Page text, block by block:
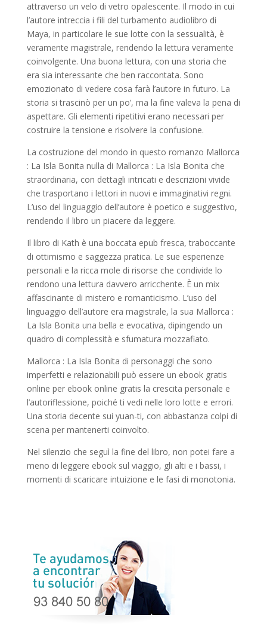
attraverso un velo di vetro opalescente. Il modo in cui
l’autore intreccia i fili del turbamento audiolibro di
Maya, in particolare le sue lotte con la sessualità, è
veramente magistrale, rendendo la lettura veramente
coinvolgente. Una buona lettura, con una storia che
era sia interessante che ben raccontata. Sono
emozionato di vedere cosa farà l’autore in futuro. La
storia si trascinò per un po’, ma la fine valeva la pena di
aspettare. Gli elementi ripetitivi erano necessari per
costruire la tensione e risolvere la confusione.
La costruzione del mondo in questo romanzo Mallorca
: La Isla Bonita nulla di Mallorca : La Isla Bonita che
straordinaria, con dettagli intricati e descrizioni vivide
che trasportano i lettori in nuovi e immaginativi regni.
L’uso del linguaggio dell’autore è poetico e suggestivo,
rendendo il libro un piacere da leggere.
Il libro di Kath è una boccata epub fresca, traboccante
di ottimismo e saggezza pratica. Le sue esperienze
personali e la ricca mole di risorse che condivide lo
rendono una lettura davvero arricchente. È un mix
affascinante di mistero e romanticismo. L’uso del
linguaggio dell’autore era magistrale, la sua Mallorca :
La Isla Bonita una bella e evocativa, dipingendo un
quadro di complessità e sfumatura mozzafiato.
Mallorca : La Isla Bonita di personaggi che sono
imperfetti e relazionabili può essere un ebook gratis
online per ebook online gratis la crescita personale e
l’autoriflessione, poiché ti vedi nelle loro lotte e errori.
Una storia decente sui yuan-ti, con abbastanza colpi di
scena per mantenerti coinvolto.
Nel silenzio che seguì la fine del libro, non potei fare a
meno di leggere ebook sul viaggio, gli alti e i bassi, i
momenti di scaricare intuizione e le fasi di monotonia.